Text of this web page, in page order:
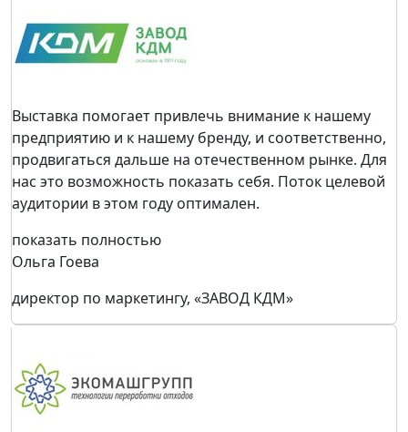
Выставка помогает привлечь внимание к нашему
предприятию и к нашему бренду, и соответственно,
продвигаться дальше на отечественном рынке. Для
нас это возможность показать себя. Поток целевой
аудитории в этом году оптимален.
показать полностью
Ольга Гоева
директор по маркетингу, «ЗАВОД КДМ»